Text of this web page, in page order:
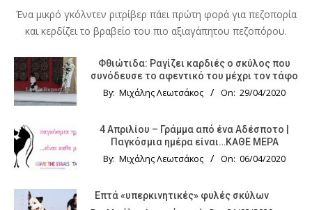
Ένα μικρό γκόλντεν ριτρίβερ πάει πρώτη φορά για πεζοπορία
και κερδίζει το βραβείο του πιο αξιαγάπητου πεζοπόρου.
Φθιώτιδα: Ραγίζει καρδιές ο σκύλος που
συνόδευσε το αφεντικό του μέχρι τον τάφο
By: Μιχάλης Λεωτσάκος On: 29/04/2020
4 Απριλίου – Γράμμα από ένα Αδέσποτο |
Παγκόσμια ημέρα είναι…ΚΑΘΕ ΜΕΡΑ
By: Μιχάλης Λεωτσάκος On: 06/04/2020
Επτά «υπερκινητικές» φυλές σκύλων